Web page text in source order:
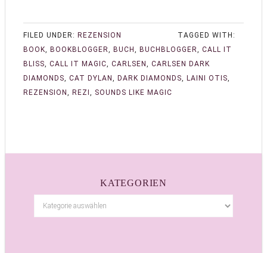
FILED UNDER: REZENSION
TAGGED WITH:
BOOK, BOOKBLOGGER, BUCH , BUCHBLOGGER, CALL IT
BLISS, CALL IT MAGIC, CARLSEN , CARLSEN DARK
DIAMONDS, CAT DYLAN , DARK DIAMONDS, LAINI OTIS,
REZENSION , REZI , SOUNDS LIKE MAGIC
KATEGORIEN